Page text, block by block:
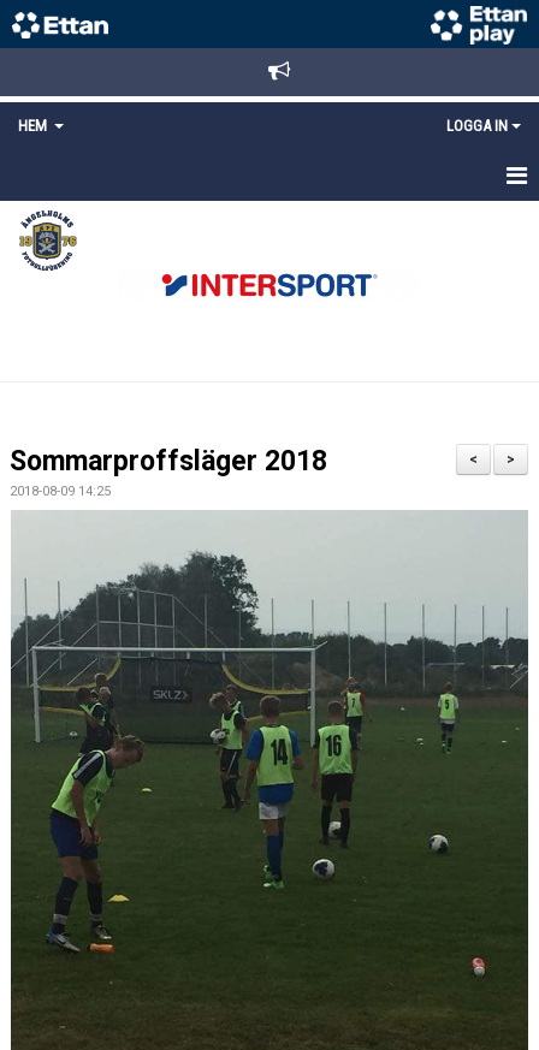
HEM LOGGA IN
STARTSIDA
NYHETER
LÄNKAR
MEDLEMS OCH TRÄNINGSAVGIFTER
>
<
Sommarproffsläger 2018
2018-08-09 14:25